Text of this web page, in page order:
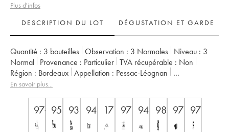
Plus d'infos
DESCRIPTION DU LOT
DÉGUSTATION ET GARDE
Quantité : 3 bouteilles Observation : 3 Normales Niveau : 3
Normal
Provenance : particulier TVA récupérable :
non
Région :
Bordeaux Appellation : Pessac-Léognan
Classement :
En savoir plus...
97+ 95 93 94 17 97 94 98 97 97